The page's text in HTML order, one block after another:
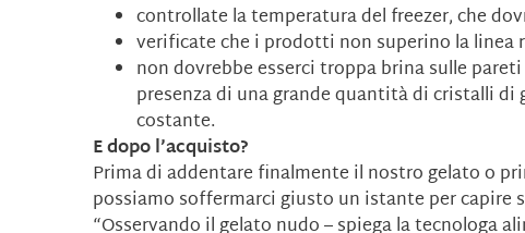
controllate la temperatura del freezer, che
verificate che i prodotti non superino la linea
non dovrebbe esserci troppa brina sulle
presenza di una grande quantità di cristalli
costante.
E dopo l’acquisto?
Prima di addentare finalmente il nostro gelato o
possiamo soffermarci giusto un istante per capire